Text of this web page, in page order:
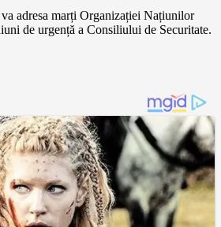
va adresa marți Organizației Națiunilor
de urgență a Consiliului de Securitate.